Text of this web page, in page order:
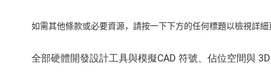
如需其他條款或必要資源，請按一下下方的任何標題以檢視詳